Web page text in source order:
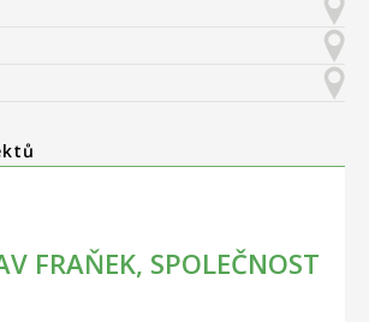
FRAŇEK, SPOLEČNOST